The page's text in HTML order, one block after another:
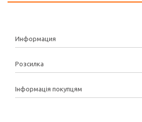
Информация
Розсилка
Інформація покупцям